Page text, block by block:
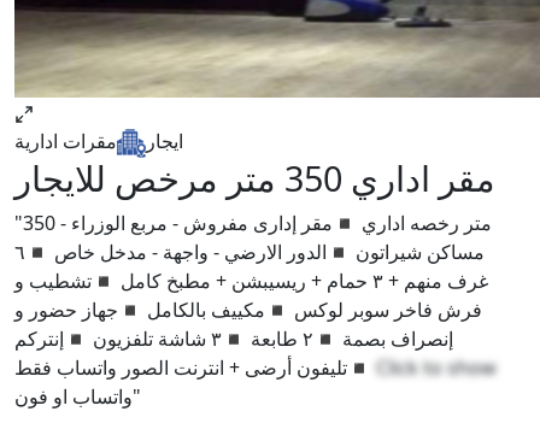
ايجار مقرات ادارية
مقر اداري 350 متر مرخص للايجار
"350 متر رخصه اداري ◾مقر إدارى مفروش - مربع الوزراء -
مساكن شيراتون ◾الدور الارضي - واجهة - مدخل خاص ◾٦
غرف منهم + ٣ حمام + ريسيبشن + مطبخ كامل ◾تشطيب و
فرش فاخر سوبر لوكس ◾مكييف بالكامل ◾جهاز حضور و
إنصراف بصمة ◾٢ طابعة ◾٣ شاشة تلفزيون ◾إنتركم
Click to show
واتساب او فون"